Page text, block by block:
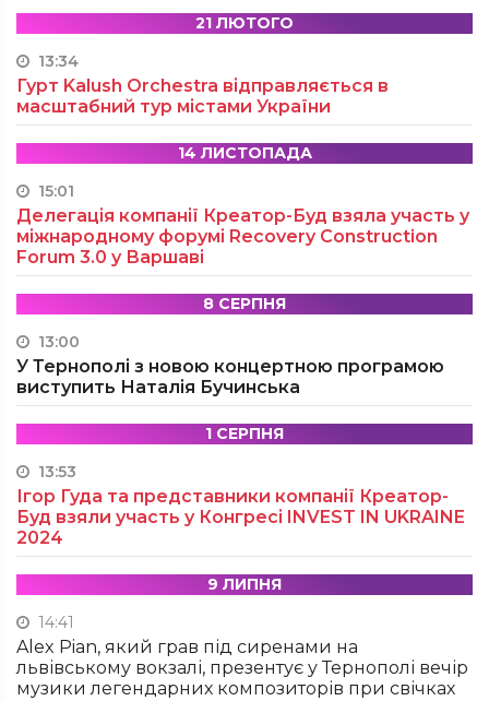
21 ЛЮТОГО
13:34
Гурт Kalush Orchestra відправляється в
масштабний тур містами України
14 ЛИСТОПАДА
15:01
Делегація компанії Креатор-Буд взяла участь у
міжнародному форумі Recovery Construction
Forum 3.0 у Варшаві
8 СЕРПНЯ
13:00
У Тернополі з новою концертною програмою
виступить Наталія Бучинська
1 СЕРПНЯ
13:53
Ігор Гуда та представники компанії Креатор-
Буд взяли участь у Конгресі INVEST IN UKRAINE
2024
9 ЛИПНЯ
14:41
Alex Pian, який грав під сиренами на
львівському вокзалі, презентує у Тернополі вечір
музики легендарних композиторів при свічках